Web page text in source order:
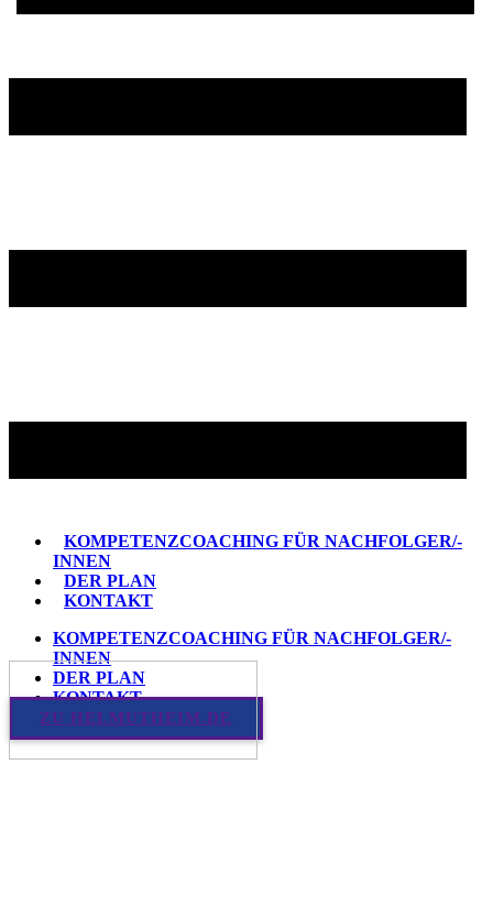
KOMPETENZCOACHING FÜR NACHFOLGER/-
INNEN
DER PLAN
KONTAKT
KOMPETENZCOACHING FÜR NACHFOLGER/-
INNEN
DER PLAN
KONTAKT
ZU HELMUTHEIM.DE